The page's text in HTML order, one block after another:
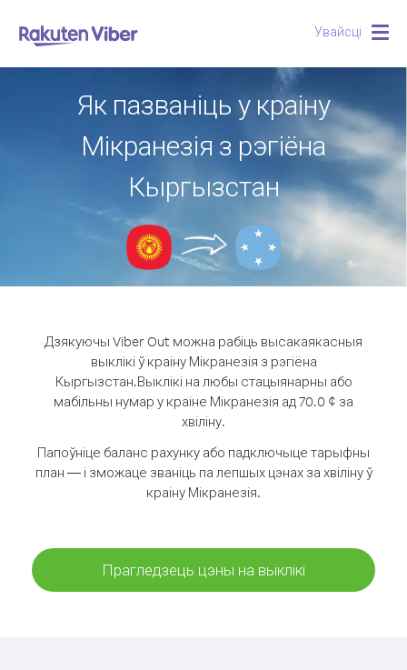
Увайсці
Як пазваніць у краіну
Мікранезія з рэгіёна
Кыргызстан
Дзякуючы Viber Out можна рабіць высакаякасныя
выклікі ў краіну Мікранезія з рэгіёна
Кыргызстан.Выклікі на любы стацыянарны або
мабільны нумар у краіне Мікранезія ад 70.0 ¢ за
хвіліну.
Папоўніце баланс рахунку або падключыце тарыфны
план — і зможаце званіць па лепшых цэнах за хвіліну ў
краіну Мікранезія.
Прагледзець цэны на выклікі